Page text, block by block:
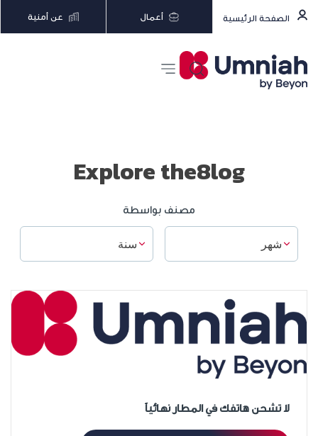
الصفحة الرئيسية أعمال عن أمنية
Explore the8log
مصنف بواسطة
لا تشحن هاتفك في المطار نهائياً